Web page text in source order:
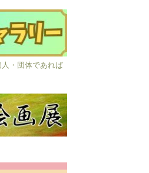
・団体であれば